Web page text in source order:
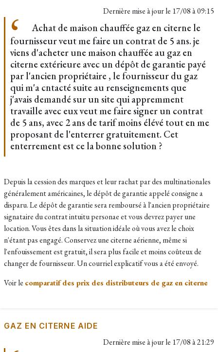
Dernière mise à jour le 17/08 à 09:15
Achat de maison chauffée gaz en citerne le
fournisseur veut me faire un contrat de 5 ans. je
viens d'acheter une maison chauffée au gaz en
citerne extérieure avec un dépôt de garantie payé
par l'ancien propriétaire , le fournisseur du gaz
qui m'a cntacté suite au renseignements que
j'avais demandé sur un site qui appremment
travaille avec eux veut me faire signer un contrat
de 5 ans, avec 2 ans de tarif moins élévé tout en me
proposant de l'enterrer gratuitement. Cet
enterrement est ce la bonne solution ?
Depuis la cession des marques et leur rachat par des multinationales
généralement américaines, le dépôt de garantie appelé consigne a
disparu. Le dépôt de garantie sera remboursé à l'ancien propriétaire
signataire du contrat intuitu personae et vous devrez payer une
location. Vous êtes dans la situation idéale où vous avez le choix
n'étant pas engagé. Conservez une citerne aérienne, même si
l'enfouissement est gratuit, il sera plus facile et moins coûteux de
changer de fournisseur. Un courriel explicatif vous a été envoyé.
Voir le comparatif des prix des distributeurs de gaz en citerne
GAZ EN CITERNE AIDE
Dernière mise à jour le 17/08 à 21:29